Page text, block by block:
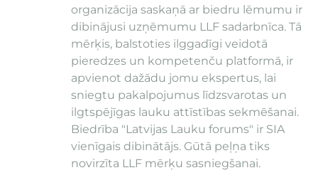
organizācija saskaņā ar biedru lēmumu ir
dibinājusi uzņēmumu LLF sadarbnīca. Tā
mērķis, balstoties ilggadīgi veidotā
pieredzes un kompetenču platformā, ir
apvienot dažādu jomu ekspertus, lai
sniegtu pakalpojumus līdzsvarotas un
ilgtspējīgas lauku attīstības sekmēšanai.
Biedrība "Latvijas Lauku forums" ir SIA
vienīgais dibinātājs. Gūtā peļņa tiks
novirzīta LLF mērķu sasniegšanai.